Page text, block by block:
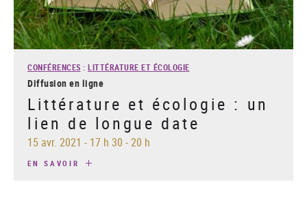
CONFÉRENCES : LITTÉRATURE ET ÉCOLOGIE
Diffusion en ligne
Littérature et écologie : un
lien de longue date
15 avr. 2021 - 17 h 30 - 20 h
EN SAVOIR